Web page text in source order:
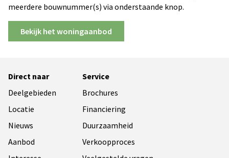
meerdere bouwnummer(s) via onderstaande knop.
Bekijk het woningaanbod
Direct naar
Deelgebieden
Locatie
Nieuws
Aanbod
Service
Brochures
Financiering
Duurzaamheid
Verkoopproces